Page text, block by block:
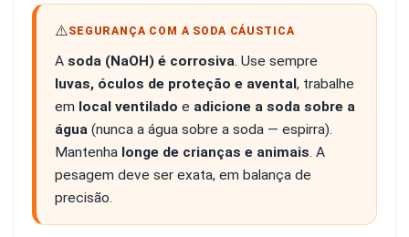
⚠️SEGURANÇA COM A SODA CÁUSTICA
A soda (NaOH) é corrosiva. Use sempre
luvas, óculos de proteção e avental, trabalhe
em local ventilado e adicione a soda sobre a
água (nunca a água sobre a soda — espirra).
Mantenha longe de crianças e animais. A
pesagem deve ser exata, em balança de
precisão.